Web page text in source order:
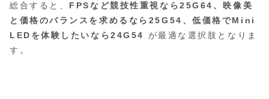
総合すると、 FPSなど競技性重視なら25G64、映像美
と価格のバランスを求めるなら25G54、低価格でMini
LEDを体験したいなら24G54
が最適な選択肢となりま
す。